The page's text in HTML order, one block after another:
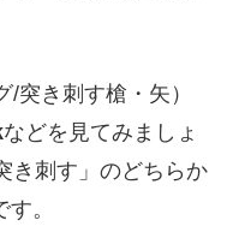
突き刺す槍・矢）
などを見てみましょ
き刺す」のどちらか
。